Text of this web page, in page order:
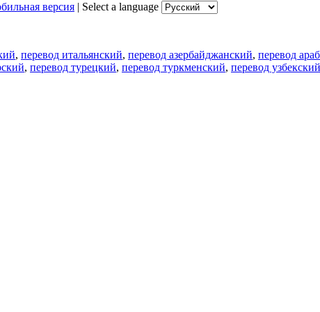
версия | Select a language
, перевод итальянский, перевод азербайджанский, перевод
, перевод турецкий, перевод туркменский, перевод узбекский